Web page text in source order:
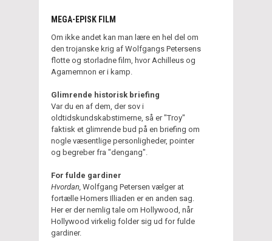
MEGA-EPISK FILM
Om ikke andet kan man lære en hel del om
den trojanske krig af Wolfgangs Petersens
flotte og storladne film, hvor Achilleus og
Agamemnon er i kamp.
Glimrende historisk briefing
Var du en af dem, der sov i
oldtidskundskabstimerne, så er "Troy"
faktisk et glimrende bud på en briefing om
nogle væsentlige personligheder, pointer
og begreber fra "dengang".
For fulde gardiner
Hvordan, Wolfgang Petersen vælger at
fortælle Homers Illiaden er en anden sag.
Her er der nemlig tale om Hollywood, når
Hollywood virkelig folder sig ud for fulde
gardiner.